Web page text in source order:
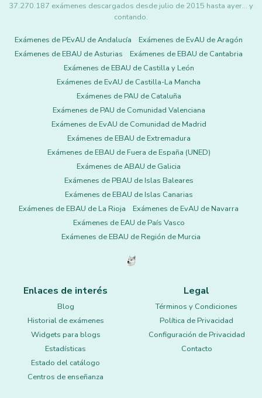
37.270.187 exámenes descargados desde julio de 2015 hasta ayer... y
contando.
Exámenes de PEvAU de Andalucía
Exámenes de EvAU de Aragón
Exámenes de EBAU de Asturias
Exámenes de EBAU de Cantabria
Exámenes de EBAU de Castilla y León
Exámenes de EvAU de Castilla-La Mancha
Exámenes de PAU de Cataluña
Exámenes de PAU de Comunidad Valenciana
Exámenes de EvAU de Comunidad de Madrid
Exámenes de EBAU de Extremadura
Exámenes de EBAU de Fuera de España (UNED)
Exámenes de ABAU de Galicia
Exámenes de PBAU de Islas Baleares
Exámenes de EBAU de Islas Canarias
Exámenes de EBAU de La Rioja
Exámenes de EvAU de Navarra
Exámenes de EAU de País Vasco
Exámenes de EBAU de Región de Murcia
Enlaces de interés
Blog
Historial de exámenes
Widgets para blogs
Estadísticas
Estado del catálogo
Centros de enseñanza
Legal
Términos y Condiciones
Política de Privacidad
Configuración de Privacidad
Contacto